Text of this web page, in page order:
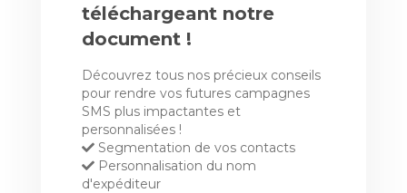
téléchargeant notre
document !
Découvrez tous nos précieux conseils
pour rendre vos futures campagnes
SMS plus impactantes et
personnalisées !
Segmentation de vos contacts
Personnalisation du nom
d'expéditeur